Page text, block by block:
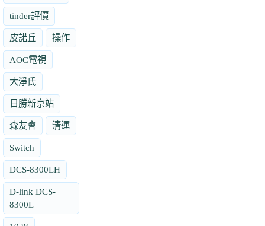
tinder評價
皮諾丘 操作
AOC電視
大淨氏
日勝新京站
森友會 清運
Switch
DCS-8300LH
D-link DCS-
8300L